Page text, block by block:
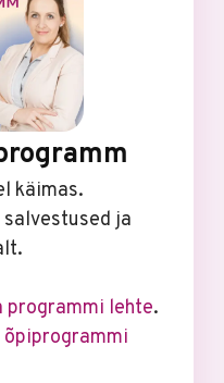
käimas.
ja
programmi lehte.
õpiprogrammi